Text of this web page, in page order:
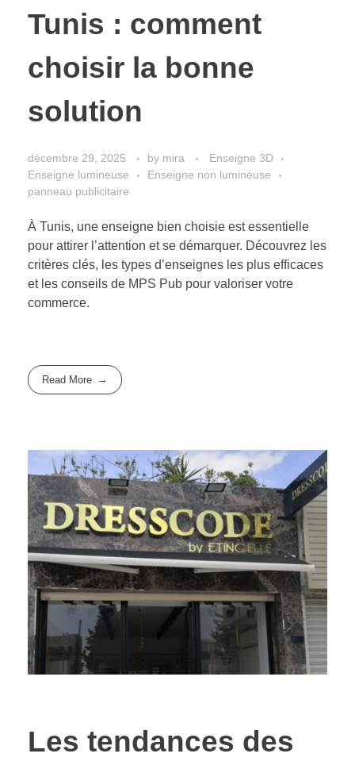
Tunis : comment
choisir la bonne
solution
décembre 29, 2025 by mira
Enseigne 3D
Enseigne lumineuse
Enseigne non lumineuse
panneau publicitaire
À Tunis, une enseigne bien choisie est essentielle
pour attirer l’attention et se démarquer. Découvrez les
critères clés, les types d’enseignes les plus efficaces
et les conseils de MPS Pub pour valoriser votre
commerce.
Read More
Les tendances des